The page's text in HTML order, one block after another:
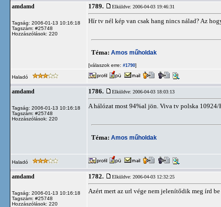
amdamd
Tagság: 2006-01-13 10:16:18
Tagszám: #25748
Hozzászólások: 220
1789. Elküldve: 2006-04-03 19:46:31
Hír tv nél kép van csak hang nincs nálad? Az
Téma: Amos műholdak
[válaszok erre: #1790]
Haladó
amdamd
Tagság: 2006-01-13 10:16:18
Tagszám: #25748
Hozzászólások: 220
1786. Elküldve: 2006-04-03 18:03:13
A hálózat most 94%al jön. Viva tv polska
Téma: Amos műholdak
Haladó
amdamd
Tagság: 2006-01-13 10:16:18
Tagszám: #25748
Hozzászólások: 220
1782. Elküldve: 2006-04-03 12:32:25
Azért mert az url vége nem jelenítődik meg írd